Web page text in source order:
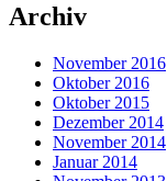
Archiv
November 2016
Oktober 2016
Oktober 2015
Dezember 2014
November 2014
Januar 2014